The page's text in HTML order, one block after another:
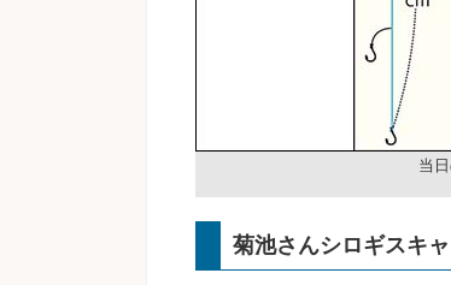
当
菊池さんシロギスキ